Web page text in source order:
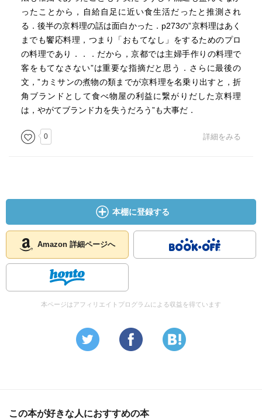
隠居した柳沢信鴻など、食いしん坊の殿様もいる。
おかげで郷土料理が誕生した地域もある。
最後に饗応料理について。その意義と作法。
武将の実施した接待での本膳料理の内容。
おもてなしのハレの料理、その中心が京都にあった理由。
お殿様の食事のエピソードで綴るのかと思ったら、
かなり深く食に関する知識が満載で楽しめました。
それでも多くの史料や文献からの料理の記録は面白い。
残念なのは、江戸時代の本当のおもてなしの料理、
旅先での料理や家庭でのおばんさいとは異なる
ったことから，自給自足に近い食生活だったと推測され
る．後半の京料理の話は面白かった．p273の”京料理はあく
までも饗応料理，つまり「おもてなし」をするためのプロ
の料理であり．．．だから，京都では主婦手作りの料理で
客をもてなさない”は重要な指摘だと思う．さらに最後の
文，”カミサンの煮物の類までが京料理を名乗り出すと，折
角ブランドとして食べ物屋の利益に繋がりだした京料理
は，やがてブランド力を失うだろう”も大事だ．
0 詳細をみる
本棚に登録する
Amazon 詳細ページへ
本ページはアフィリエイトプログラムによる収益を得ています
この本が好きな人におすすめの本